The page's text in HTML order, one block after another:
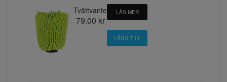
Tvättvante
79.00 kr
LÄS MER